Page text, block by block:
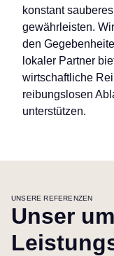
konstant
gewährleisten.
den
lokaler Partner
wirtschaftliche
reibungslosen
unterstützen.
UNSERE REFERENZEN
Unser